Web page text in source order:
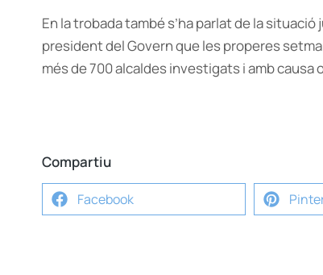
En la trobada també s’ha parlat de la
president del Govern que les properes
més de 700 alcaldes investigats i amb causa
Compartiu
Facebook